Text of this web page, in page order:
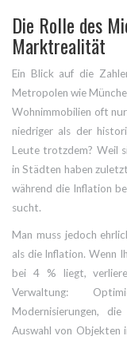
Die Rolle des
Marktrealität
Ein Blick auf die
Metropolen wie
Wohnimmobilien oft
niedriger als der
Leute trotzdem? Weil
in Städten haben
während die Inflation
sucht.
Man muss jedoch
als die Inflation. Wenn
bei 4 % liegt,
Verwaltung:
Modernisierungen,
Auswahl von Objekten